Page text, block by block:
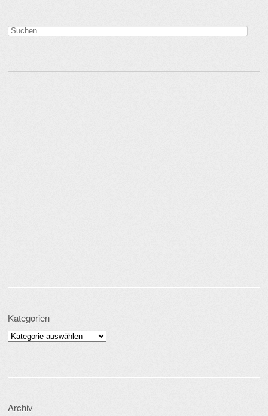
Suchen
nach:
Kategorien
Kategorien
Archiv